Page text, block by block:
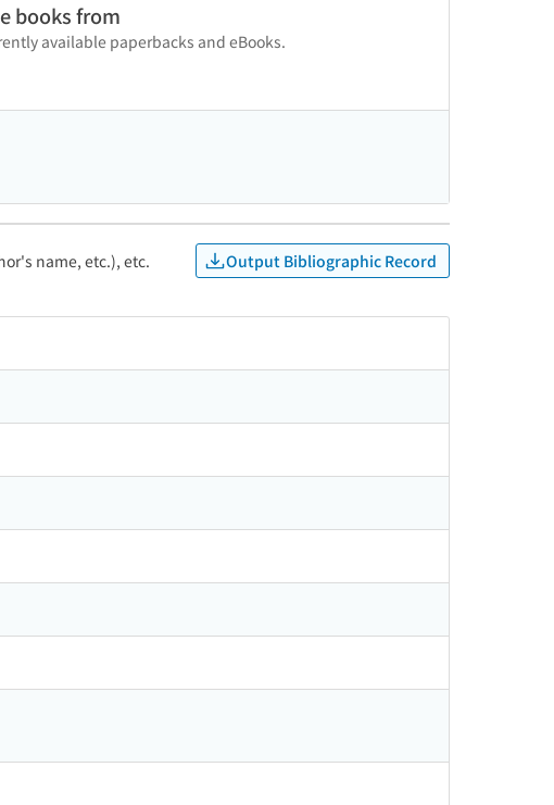
books from
available paperbacks and eBooks.
name, etc.), etc. Output Bibliographic Record